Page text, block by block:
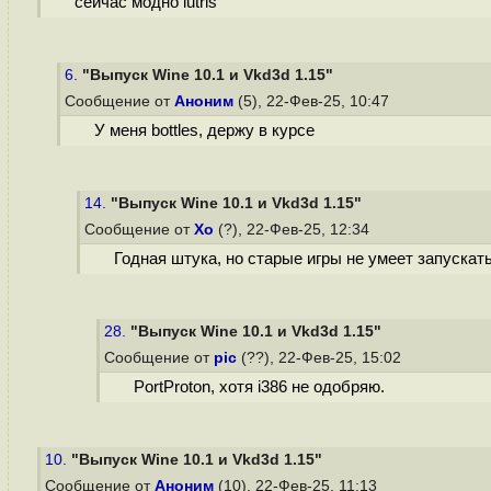
6. "Выпуск Wine 10.1 и Vkd3d 1.15"
Сообщение от Аноним (5), 22-Фев-25, 10:47
У меня bottles, держу в курсе
14. "Выпуск Wine 10.1 и Vkd3d 1.15"
Сообщение от Хо (?), 22-Фев-25, 12:34
Годная штука, но старые игры не умеет
28. "Выпуск Wine 10.1 и Vkd3d 1.15"
Сообщение от pic (??), 22-Фев-25, 15:02
PortProton, хотя i386 не одобряю.
10. "Выпуск Wine 10.1 и Vkd3d 1.15"
Сообщение от Аноним (10), 22-Фев-25, 11:13